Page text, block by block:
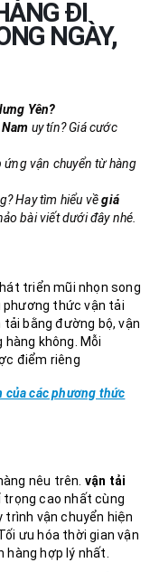
ĐI
NGÀY,
Yên?
uy tín? Giá cước
vận chuyển từ hàng
Hay tìm hiểu vềgiá
bài viết dưới đây nhé.
triển mũi nhọn song
phương thức vận tải
bằng đường bộ, vận
không. Mỗi
điểm riêng
của các phương thức
nêu trên. vận tải
trọng cao nhất cùng
vận chuyển hiện
ưu hóa thời gian vận
hợp lý nhất.